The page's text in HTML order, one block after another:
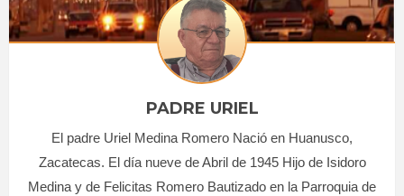
PADRE URIEL
El padre Uriel Medina Romero Nació en Huanusco,
Zacatecas. El día nueve de Abril de 1945 Hijo de Isidoro
Medina y de Felicitas Romero Bautizado en la Parroquia de